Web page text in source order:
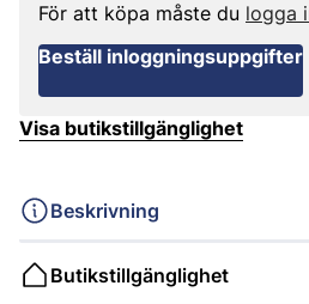
För att köpa måste du logga
Beställ inloggningsuppgifter
Visa butikstillgänglighet
Beskrivning
Butikstillgänglighet